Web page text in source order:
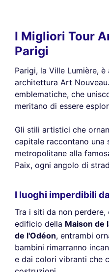
I Migliori Tour
Parigi
Parigi, la Ville Lumière,
architettura Art
emblematiche, che
meritano di essere
Gli stili artistici che
capitale raccontano una
metropolitane alla
Paix, ogni angolo di
I luoghi imperdibili
Tra i siti da non
edificio della Maison de
de l'Odéon, entrambi
bambini rimarranno
e dai colori vibranti che